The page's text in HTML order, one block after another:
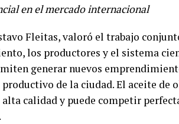
en el mercado internacional
Fleitas, valoró el trabajo
los productores y el sistema
generar nuevos
de la ciudad. El aceite de
alta calidad y puede competir